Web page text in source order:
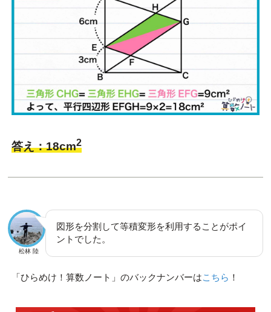
答え：18cm2
松林 陸
図形を分割して等積変形を利用することがポイ
ントでした。
「ひらめけ！算数ノート」のバックナンバーはこちら ！